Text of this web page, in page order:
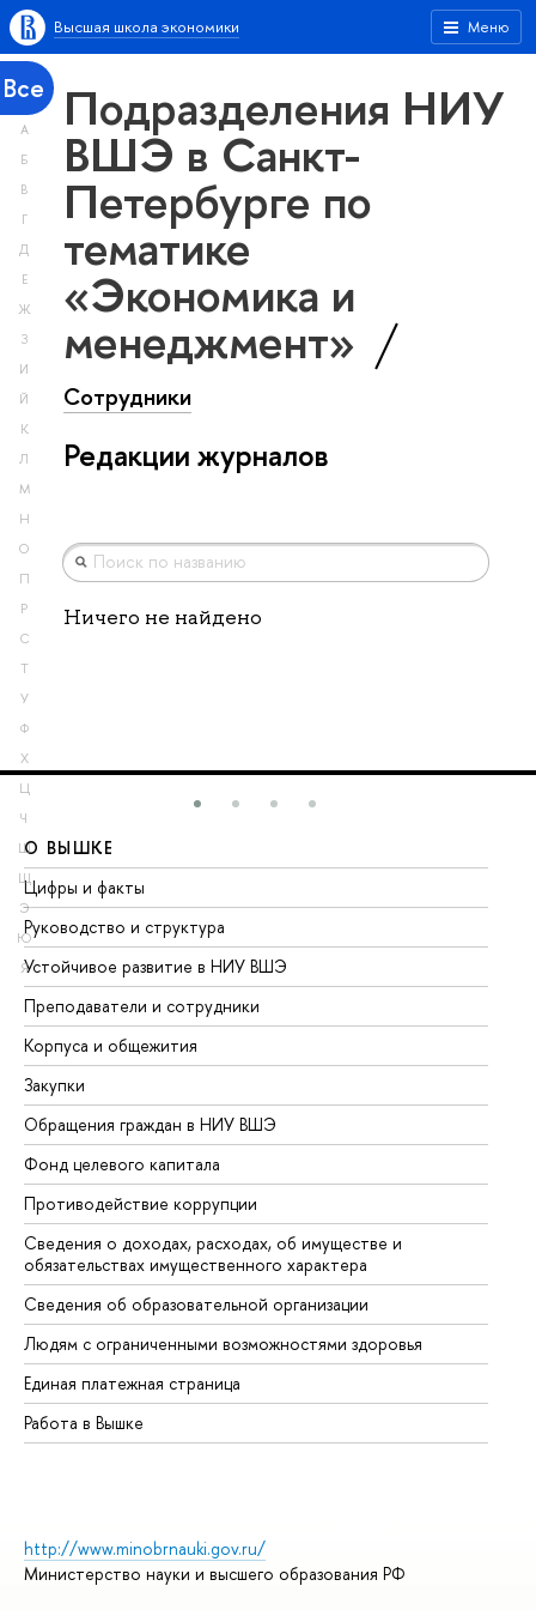
Меню
Высшая школа экономики
Все
А
Б
В
Г
Д
Е
Ж
З
И
Й
К
Л
М
Н
О
П
Р
С
Т
У
Ф
Х
Ц
Ч
Ш
Щ
Э
Ю
Я
Подразделения НИУ
ВШЭ в Санкт-
Петербурге по
тематике
«Экономика и
менеджмент»
Сотрудники
Редакции журналов
Ничего не найдено
О ВЫШКЕ
Цифры и факты
Руководство и структура
Устойчивое развитие в НИУ ВШЭ
Преподаватели и сотрудники
Корпуса и общежития
Закупки
Обращения граждан в НИУ ВШЭ
Фонд целевого капитала
Противодействие коррупции
Сведения о доходах, расходах, об имуществе и
обязательствах имущественного характера
Сведения об образовательной организации
Людям с ограниченными возможностями здоровья
Единая платежная страница
Работа в Вышке
http://www.minobrnauki.gov.ru/
Министерство науки и высшего образования РФ